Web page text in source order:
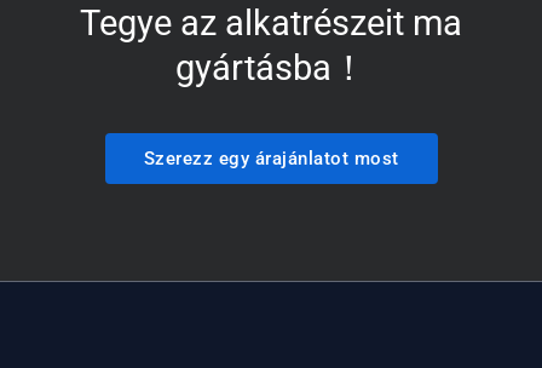
Tegye az alkatrészeit ma
gyártásba！
Szerezz egy árajánlatot most